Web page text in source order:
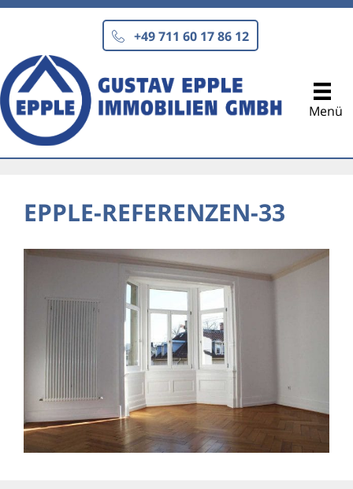
Zum
+49 711 60 17 86 12
Menü
EPPLE-REFERENZEN-33